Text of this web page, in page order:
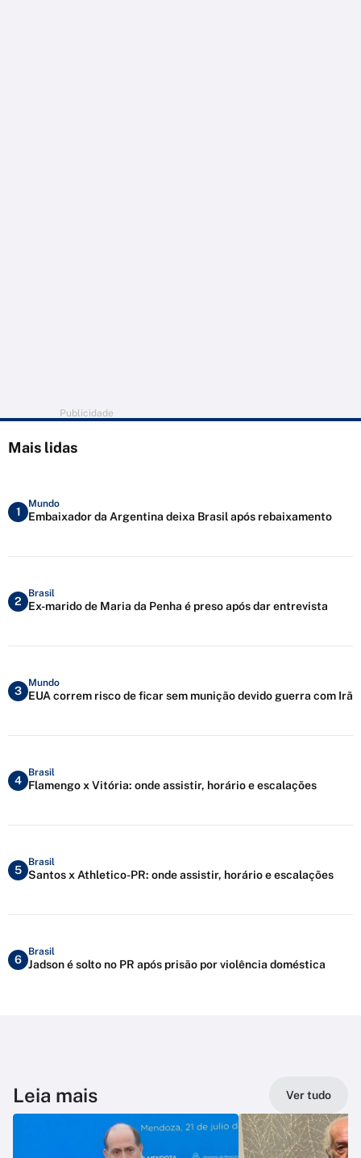
Publicidade
Mais lidas
1
Mundo
Embaixador da Argentina deixa Brasil após rebaixamento
2
Brasil
Ex-marido de Maria da Penha é preso após dar entrevista
3
Mundo
EUA correm risco de ficar sem munição devido guerra com Irã
4
Brasil
Flamengo x Vitória: onde assistir, horário e escalações
5
Brasil
Santos x Athletico-PR: onde assistir, horário e escalações
6
Brasil
Jadson é solto no PR após prisão por violência doméstica
Leia mais Ver tudo